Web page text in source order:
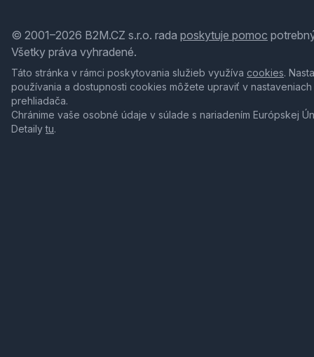
© 2001–2026 B2M.CZ s.r.o. rada poskytuje pomoc
Všetky práva vyhradené.
Táto stránka v rámci poskytovania služieb využíva cookies.
používania a dostupnosti cookies môžete upraviť v nastaveniach
prehliadača.
Chránime vaše osobné údaje v súlade s nariadením Európskej
Detailytu.